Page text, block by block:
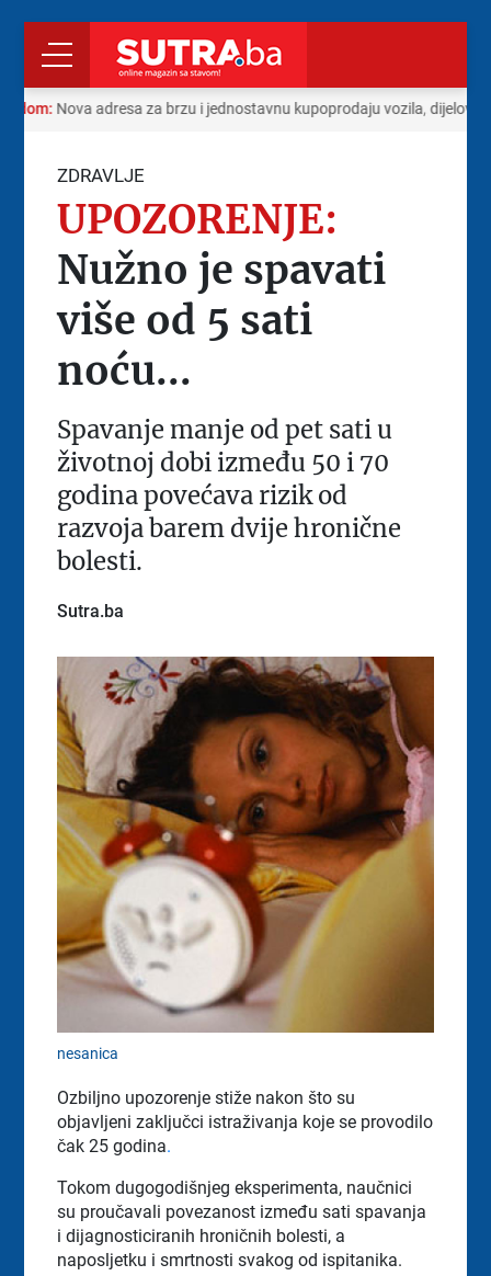
Nova adresa za brzu i jednostavnu kupoprodaju vozila, dijelova i
ZDRAVLJE
UPOZORENJE:
Nužno je spavati
više od 5 sati
noću...
Spavanje manje od pet sati u
životnoj dobi između 50 i 70
godina povećava rizik od
razvoja barem dvije hronične
bolesti.
Sutra.ba
nesanica
Ozbiljno upozorenje stiže nakon što su
objavljeni zaključci istraživanja koje se provodilo
čak 25 godina.
Tokom dugogodišnjeg eksperimenta, naučnici
su proučavali povezanost između sati spavanja
i dijagnosticiranih hroničnih bolesti, a
naposljetku i smrtnosti svakog od ispitanika.